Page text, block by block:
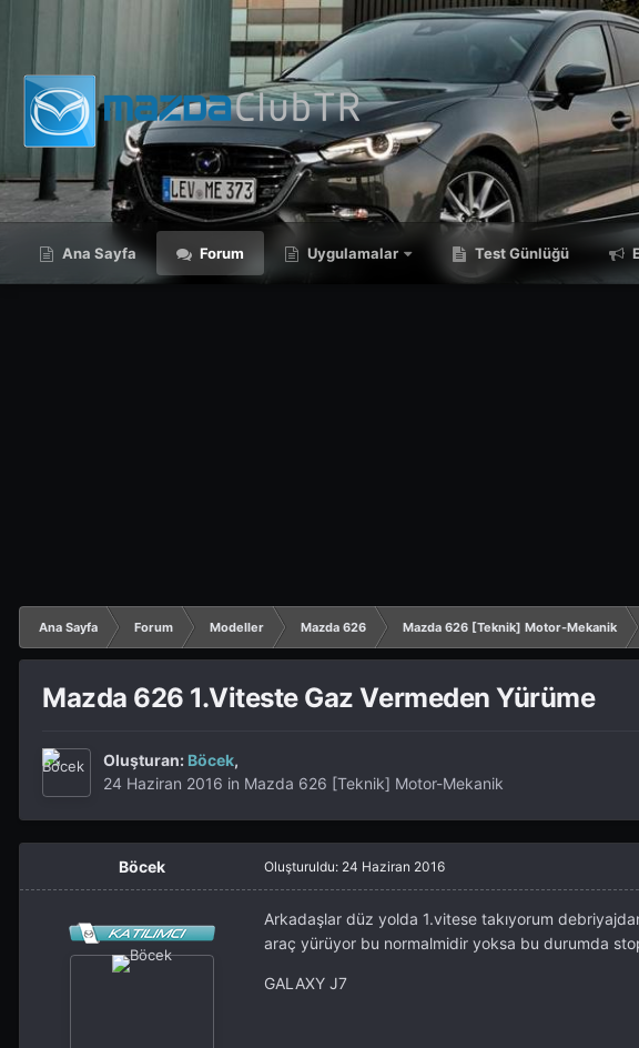
Ana Sayfa Forum Uygulamalar Test Günlüğü
Ana Sayfa Forum Modeller Mazda 626 Mazda 626 [Teknik] Motor-Mekanik
Mazda 626 1.Viteste Gaz Vermeden Yürüme
Oluşturan: Böcek,
24 Haziran 2016 in Mazda 626 [Teknik] Motor-Mekanik
Böcek Oluşturuldu: 24 Haziran 2016
Arkadaşlar düz yolda 1.vitese takıyorum
araç yürüyor bu normalmidir yoksa bu durumda
GALAXY J7